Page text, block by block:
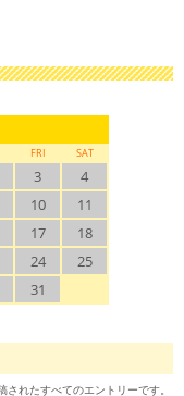
FRI SAT
3
4
10
11
17
18
24
25
31
れたすべてのエントリーです。